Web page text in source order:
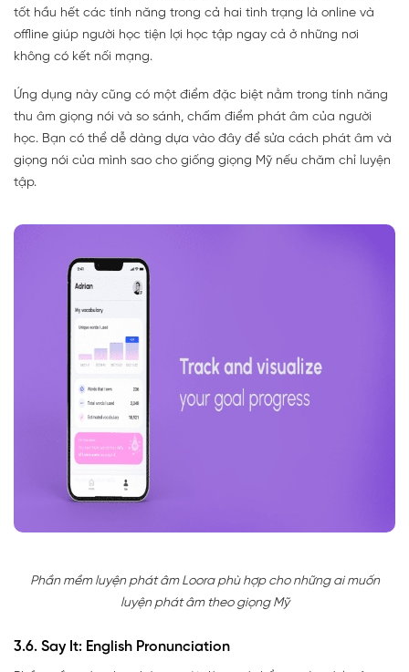
tốt hầu hết các tính năng trong cả hai tình trạng là online và
offline giúp người học tiện lợi học tập ngay cả ở những nơi
không có kết nối mạng.
Ứng dụng này cũng có một điểm đặc biệt nằm trong tính năng
thu âm giọng nói và so sánh, chấm điểm phát âm của người
học. Bạn có thể dễ dàng dựa vào đây để sửa cách phát âm và
giọng nói của mình sao cho giống giọng Mỹ nếu chăm chỉ luyện
tập.
Phần mềm luyện phát âm Loora phù hợp cho những ai muốn
luyện phát âm theo giọng Mỹ
3.6. Say It: English Pronunciation